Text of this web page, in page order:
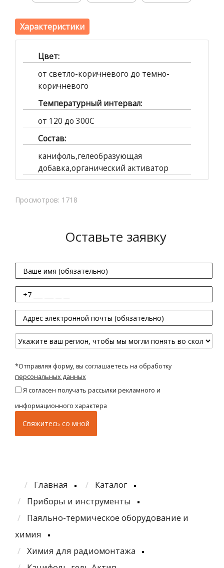
Характеристики
Цвет:
от светло-коричневого до темно-
коричневого
Температурный интервал:
от 120 до 300C
Состав:
канифоль,гелеобразующая
добавка,органический активатор
Просмотров: 1718
Оставьте заявку
*Отправляя форму, вы соглашаетесь на обработку
персональных данных
Я согласен получать рассылки рекламного и
информационного характера
Главная
Каталог
Приборы и инструменты
Паяльно-термическое оборудование и
химия
Химия для радиомонтажа